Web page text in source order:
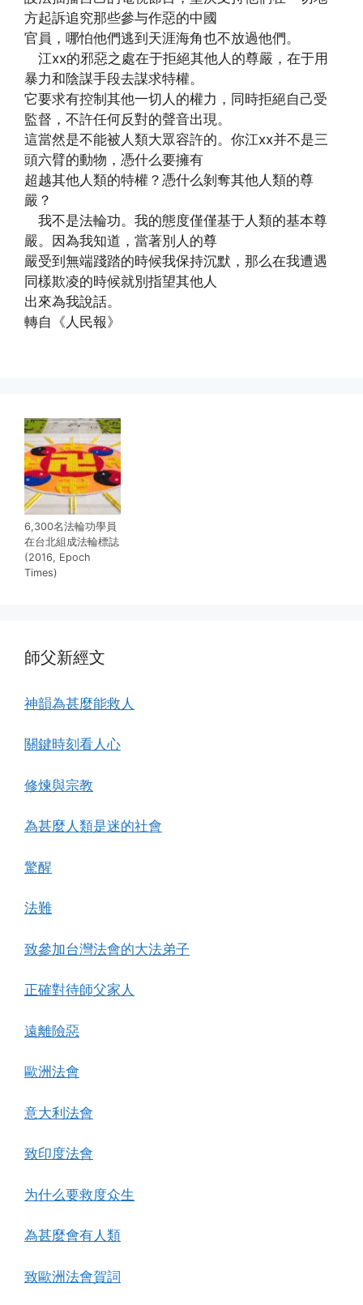
方起訴追究那些參与作惡的中國
官員，哪怕他們逃到天涯海角也不放過他們。
江xx的邪惡之處在于拒絕其他人的尊嚴，在于用
暴力和陰謀手段去謀求特權。
它要求有控制其他一切人的權力，同時拒絕自己受
監督，不許任何反對的聲音出現。
這當然是不能被人類大眾容許的。你江xx并不是三
頭六臂的動物，憑什么要擁有
超越其他人類的特權？憑什么剝奪其他人類的尊
嚴？
我不是法輪功。我的態度僅僅基于人類的基本尊
嚴。因為我知道，當著別人的尊
嚴受到無端踐踏的時候我保持沉默，那么在我遭遇
同樣欺凌的時候就別指望其他人
出來為我說話。
轉自《人民報》
6,300名法輪功學員
在台北組成法輪標誌
(2016, Epoch
Times)
師父新經文
神韻為甚麼能救人
關鍵時刻看人心
修煉與宗教
為甚麼人類是迷的社會
驚醒
法難
致參加台灣法會的大法弟子
正確對待師父家人
遠離險惡
歐洲法會
意大利法會
致印度法會
为什么要救度众生
為甚麼會有人類
致歐洲法會賀詞